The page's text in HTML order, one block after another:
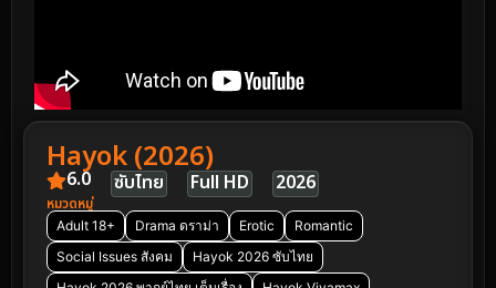
Hayok (2026)
6.0 ซับไทย Full HD 2026
หมวดหมู่
Adult 18+ Drama ดราม่า Erotic
Romantic
Social Issues สังคม
Hayok 2026 ซับไทย